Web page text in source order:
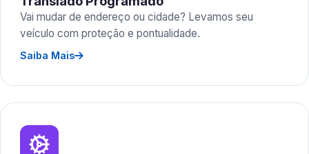
Vai mudar de endereço ou cidade? Levamos seu
veículo com proteção e pontualidade.
Saiba Mais